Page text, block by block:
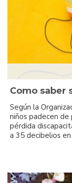
Como saber
Según la
niños padecen
pérdida
a 35 decibelios